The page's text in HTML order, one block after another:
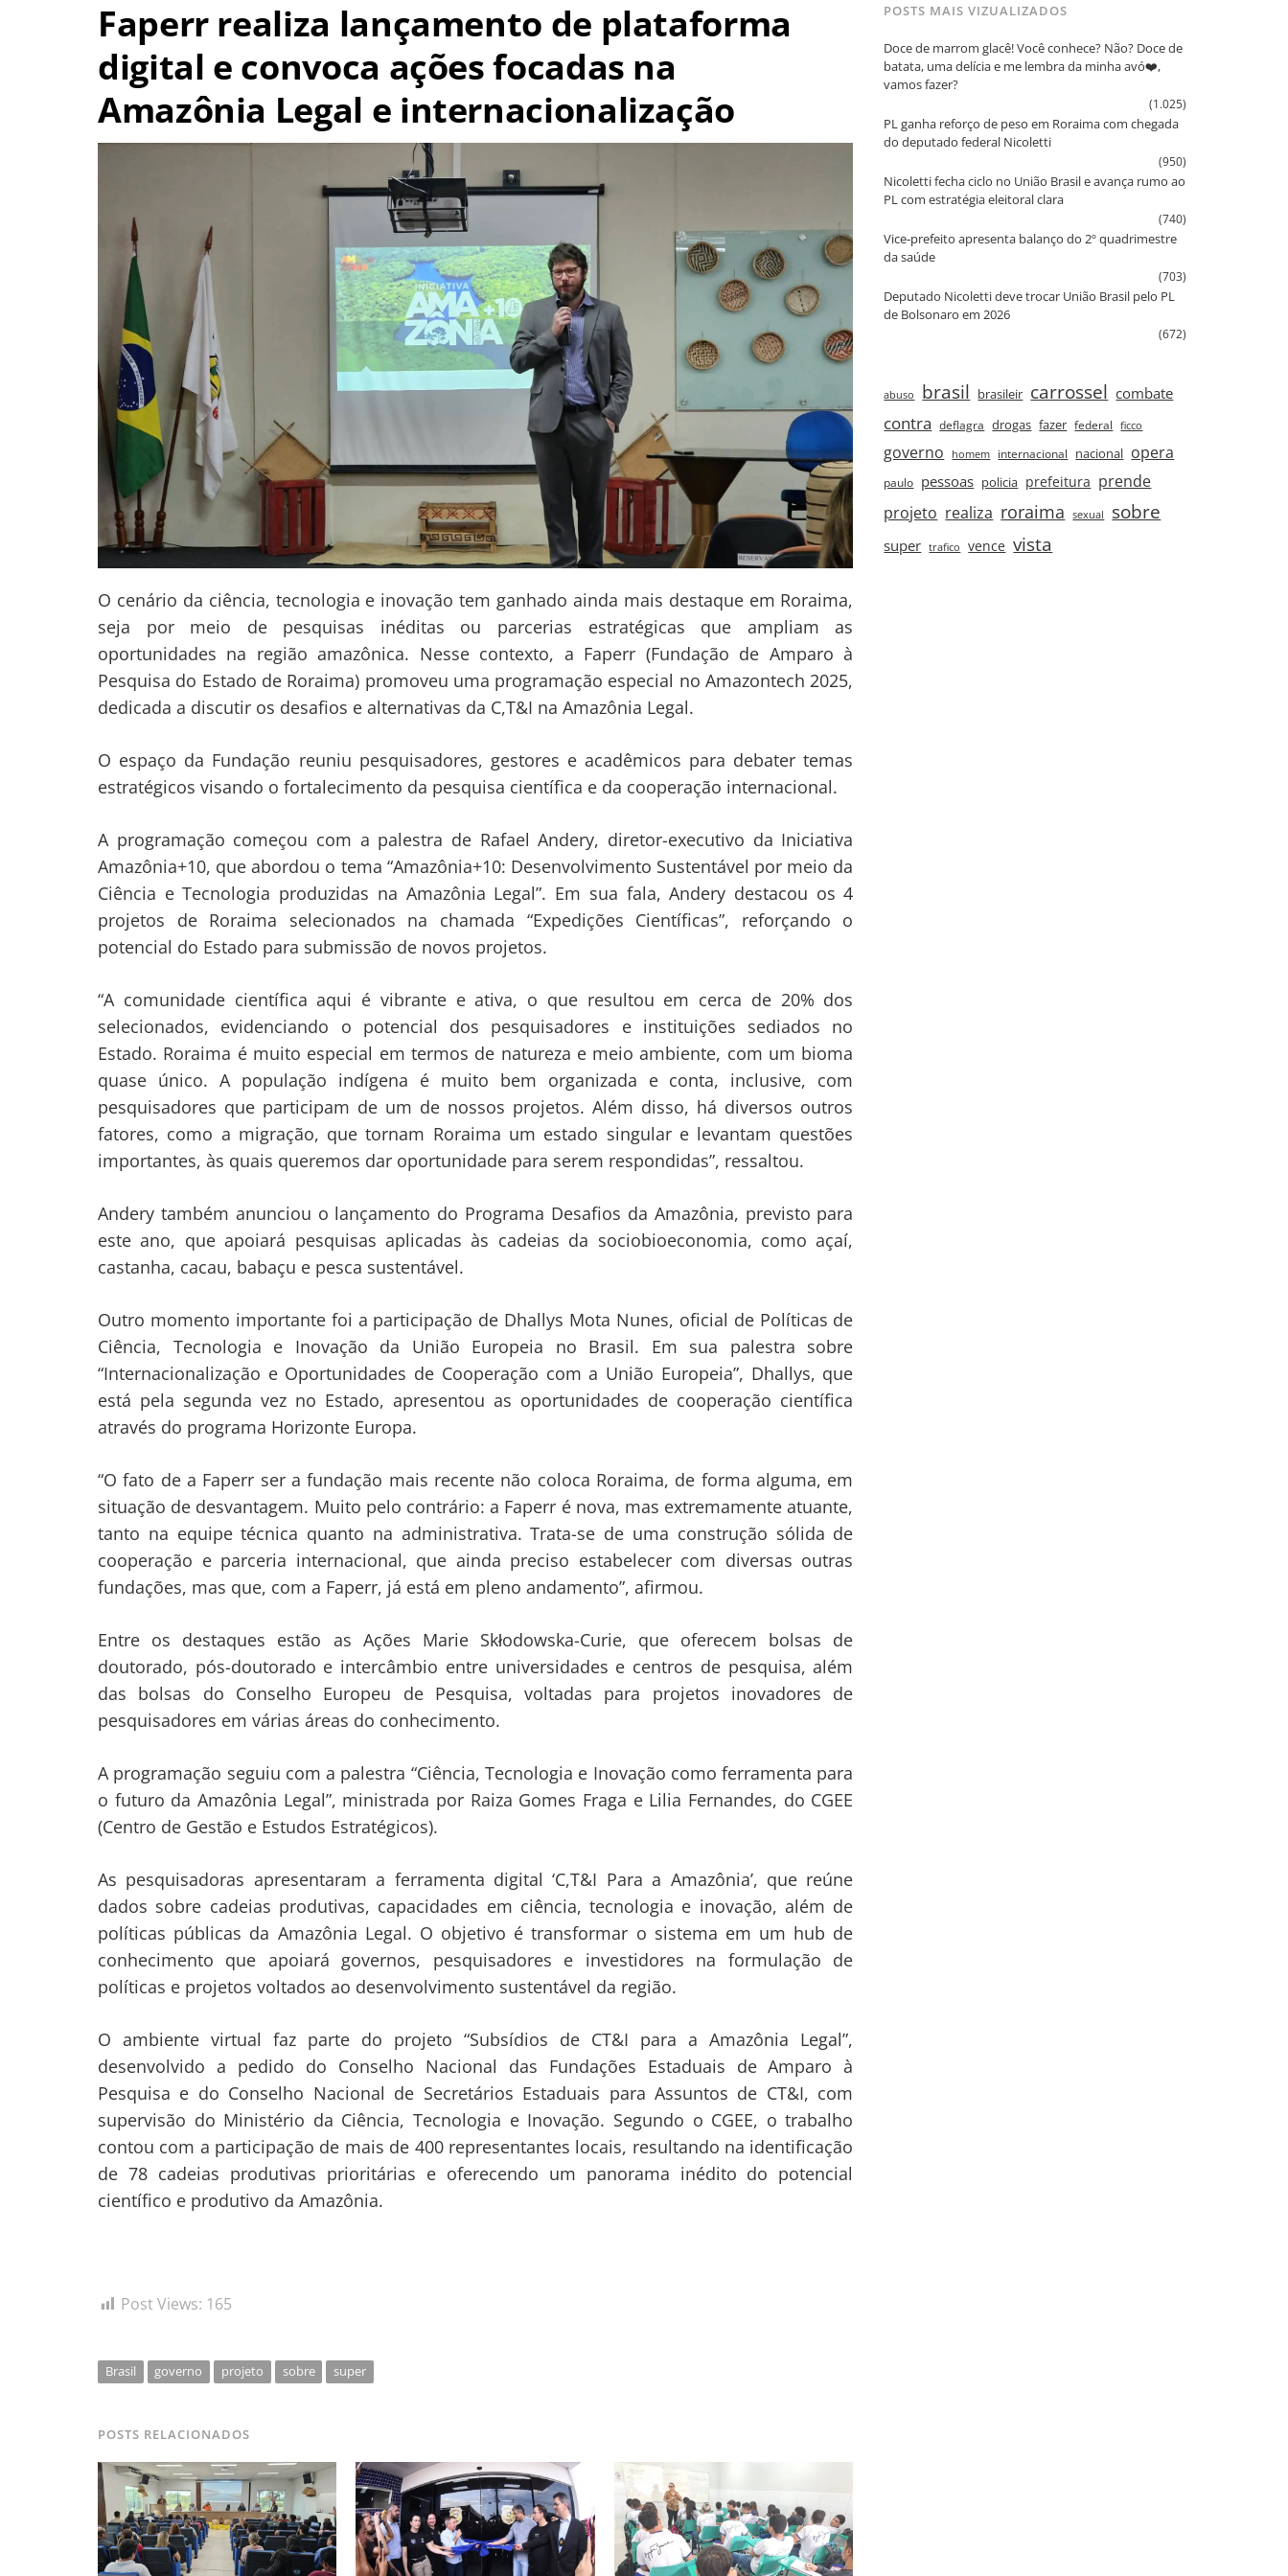
Faperr realiza lançamento de plataforma
digital e convoca ações focadas na
Amazônia Legal e internacionalização
O cenário da ciência, tecnologia e inovação tem ganhado ainda mais destaque em Roraima,
seja por meio de pesquisas inéditas ou parcerias estratégicas que ampliam as
oportunidades na região amazônica. Nesse contexto, a Faperr (Fundação de Amparo à
Pesquisa do Estado de Roraima) promoveu uma programação especial no Amazontech 2025,
dedicada a discutir os desafios e alternativas da C,T&I na Amazônia Legal.
O espaço da Fundação reuniu pesquisadores, gestores e acadêmicos para debater temas
estratégicos visando o fortalecimento da pesquisa científica e da cooperação internacional.
A programação começou com a palestra de Rafael Andery, diretor-executivo da Iniciativa
Amazônia+10, que abordou o tema “Amazônia+10: Desenvolvimento Sustentável por meio da
Ciência e Tecnologia produzidas na Amazônia Legal”. Em sua fala, Andery destacou os 4
projetos de Roraima selecionados na chamada “Expedições Científicas”, reforçando o
potencial do Estado para submissão de novos projetos.
“A comunidade científica aqui é vibrante e ativa, o que resultou em cerca de 20% dos
selecionados, evidenciando o potencial dos pesquisadores e instituições sediados no
Estado. Roraima é muito especial em termos de natureza e meio ambiente, com um bioma
quase único. A população indígena é muito bem organizada e conta, inclusive, com
pesquisadores que participam de um de nossos projetos. Além disso, há diversos outros
fatores, como a migração, que tornam Roraima um estado singular e levantam questões
importantes, às quais queremos dar oportunidade para serem respondidas”, ressaltou.
Andery também anunciou o lançamento do Programa Desafios da Amazônia, previsto para
este ano, que apoiará pesquisas aplicadas às cadeias da sociobioeconomia, como açaí,
castanha, cacau, babaçu e pesca sustentável.
Outro momento importante foi a participação de Dhallys Mota Nunes, oficial de Políticas de
Ciência, Tecnologia e Inovação da União Europeia no Brasil. Em sua palestra sobre
“Internacionalização e Oportunidades de Cooperação com a União Europeia”, Dhallys, que
está pela segunda vez no Estado, apresentou as oportunidades de cooperação científica
através do programa Horizonte Europa.
“O fato de a Faperr ser a fundação mais recente não coloca Roraima, de forma alguma, em
situação de desvantagem. Muito pelo contrário: a Faperr é nova, mas extremamente atuante,
tanto na equipe técnica quanto na administrativa. Trata-se de uma construção sólida de
cooperação e parceria internacional, que ainda preciso estabelecer com diversas outras
fundações, mas que, com a Faperr, já está em pleno andamento”, afirmou.
Entre os destaques estão as Ações Marie Skłodowska-Curie, que oferecem bolsas de
doutorado, pós-doutorado e intercâmbio entre universidades e centros de pesquisa, além
das bolsas do Conselho Europeu de Pesquisa, voltadas para projetos inovadores de
pesquisadores em várias áreas do conhecimento.
A programação seguiu com a palestra “Ciência, Tecnologia e Inovação como ferramenta para
o futuro da Amazônia Legal”, ministrada por Raiza Gomes Fraga e Lilia Fernandes, do CGEE
(Centro de Gestão e Estudos Estratégicos).
As pesquisadoras apresentaram a ferramenta digital ‘C,T&I Para a Amazônia’, que reúne
dados sobre cadeias produtivas, capacidades em ciência, tecnologia e inovação, além de
políticas públicas da Amazônia Legal. O objetivo é transformar o sistema em um hub de
conhecimento que apoiará governos, pesquisadores e investidores na formulação de
políticas e projetos voltados ao desenvolvimento sustentável da região.
O ambiente virtual faz parte do projeto “Subsídios de CT&I para a Amazônia Legal”,
desenvolvido a pedido do Conselho Nacional das Fundações Estaduais de Amparo à
Pesquisa e do Conselho Nacional de Secretários Estaduais para Assuntos de CT&I, com
supervisão do Ministério da Ciência, Tecnologia e Inovação. Segundo o CGEE, o trabalho
contou com a participação de mais de 400 representantes locais, resultando na identificação
de 78 cadeias produtivas prioritárias e oferecendo um panorama inédito do potencial
científico e produtivo da Amazônia.
Post Views: 165
Brasil governo projeto sobre super
POSTS RELACIONADOS
Navegação
POSTS MAIS VIZUALIZADOS
Doce de marrom glacê! Você conhece? Não? Doce de
batata, uma delícia e me lembra da minha avó❤️,
vamos fazer?
(1.025)
PL ganha reforço de peso em Roraima com chegada
do deputado federal Nicoletti
(950)
Nicoletti fecha ciclo no União Brasil e avança rumo ao
PL com estratégia eleitoral clara
(740)
Vice‑prefeito apresenta balanço do 2º quadrimestre
da saúde
(703)
Deputado Nicoletti deve trocar União Brasil pelo PL
de Bolsonaro em 2026
(672)
abuso brasil brasileir carrossel combate
contra deflagra drogas fazer federal ficco
governo homem internacional nacional opera
paulo pessoas policia prefeitura prende
projeto realiza roraima sexual sobre
super trafico vence vista